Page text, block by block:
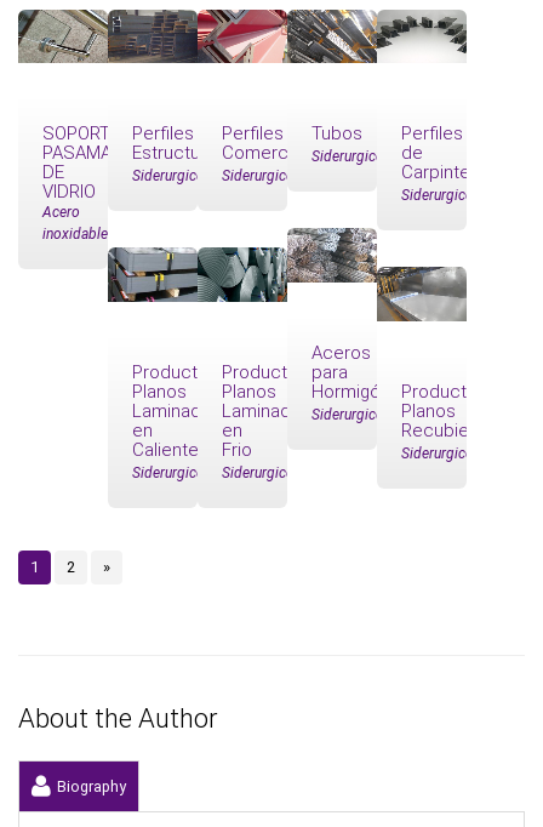
SOPORTES
PASAMANOS
DE
VIDRIO
Acero
inoxidable
Perfiles
Estructurales
Siderurgico
Perfiles
Comerciales
Siderurgico
Tubos
Siderurgico
Perfiles
de
Carpintería
Siderurgico
Aceros
para
Hormigón
Siderurgico
Productos
Planos
Laminados
en
Caliente
Siderurgico
Productos
Planos
Laminados
en
Frio
Siderurgico
Productos
Planos
Recubiertos
Siderurgico
1 2 »
About the Author
Biography